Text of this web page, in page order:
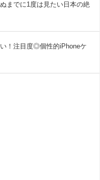
までに1度は見たい日本の絶
！注目度◎個性的iPhoneケ